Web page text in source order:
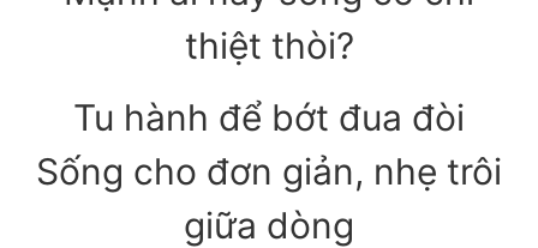
thiệt thòi?
Tu hành để bớt đua đòi
Sống cho đơn giản, nhẹ trôi
giữa dòng